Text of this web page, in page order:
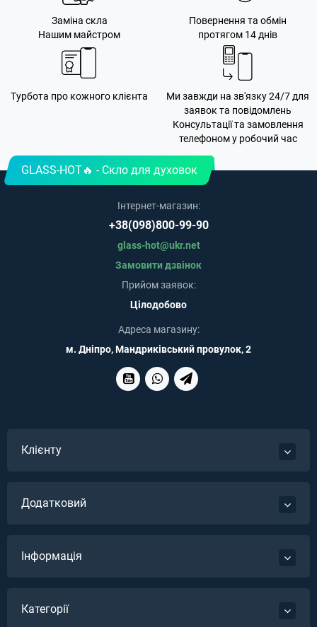
Заміна скла
Нашим майстром
Повернення та обмін
протягом 14 днів
Турбота про кожного клієнта
Ми завжди на зв'язку 24/7 для
заявок та повідомлень
Консультації та замовлення
телефоном у робочий час
GLASS-HOT🔥 - Скло для духовок
Інтернет-магазин:
+38(098)800-99-90
glass-hot@ukr.net
Замовити дзвінок
Прийом заявок:
Цілодобово
Адреса магазину:
м. Дніпро, Мандриківський провулок, 2
Клієнту
Додатковий
Інформація
Категорії